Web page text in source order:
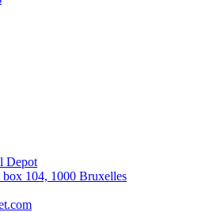
Depot
104, 1000 Bruxelles